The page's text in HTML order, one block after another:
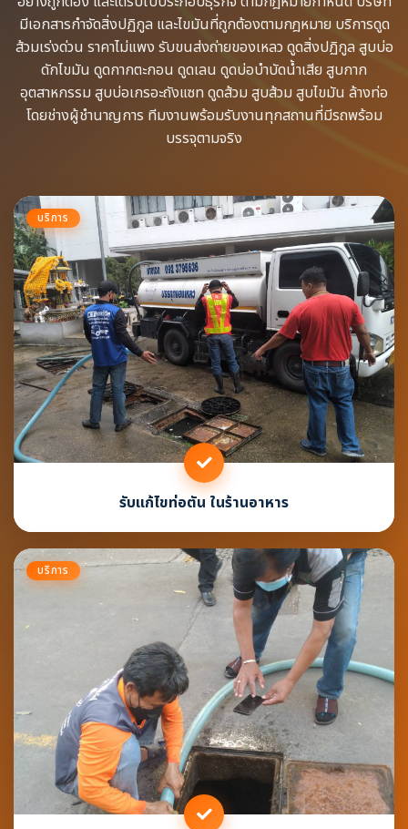
มีเอกสารกำจัดสิ่งปฏิกูล​ และไขมันที่ถูกต้องตามกฎหมาย บริการดูด
ส้วมเร่งด่วน​ ราคาไม่แพง รับขนส่งถ่ายของเหลว​ ดูดสิ่งปฏิกูล​ สูบบ่อ
ดักไขมัน​ ดูดกากตะกอน​ ดูดเลน​ ดูดบ่อบำบัดน้ำเสีย​ สูบกาก
อุตสาหกรรม​ สูบบ่อเกรอะถังแซท​ ดูดส้วม​ สูบส้วม​ สูบไขมัน​ ล้างท่อ​
โดยช่างผู้ชำนาญการ​ ทีมงานพร้อม​รับงานทุกสถานที่​มีรถพร้อม
บรรจุ​ตามจริง
บริการ
รับแก้ไขท่อตัน ในร้านอาหาร
บริการ